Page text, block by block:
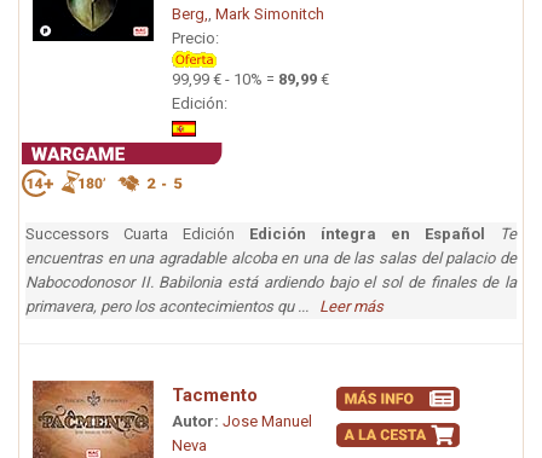
Berg,
Mark Simonitch
Precio:
99,99 € - 10% = 89,99 €
Edición:
Successors Cuarta Edición Edición íntegra en Español
Te
encuentras en una agradable alcoba en una de las salas del palacio de
Nabocodonosor II. Babilonia está ardiendo bajo el sol de finales de la
primavera, pero los acontecimientos qu ... Leer más
Tacmento
Autor: Jose Manuel
Neva